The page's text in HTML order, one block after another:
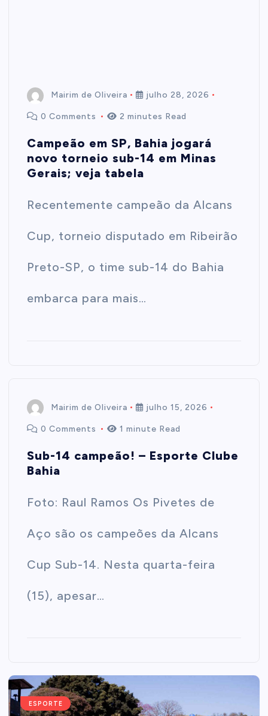
Mairim de Oliveira julho 28, 2026
0 Comments 2 minutes Read
Campeão em SP, Bahia jogará
novo torneio sub-14 em Minas
Gerais; veja tabela
Recentemente campeão da Alcans
Cup, torneio disputado em Ribeirão
Preto-SP, o time sub-14 do Bahia
embarca para mais…
Mairim de Oliveira julho 15, 2026
0 Comments 1 minute Read
Sub-14 campeão! – Esporte Clube
Bahia
Foto: Raul Ramos Os Pivetes de
Aço são os campeões da Alcans
Cup Sub-14. Nesta quarta-feira
(15), apesar…
ESPORTE